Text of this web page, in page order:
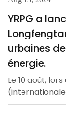
YRPG a
urbaines
énergie.
Le 10 août,